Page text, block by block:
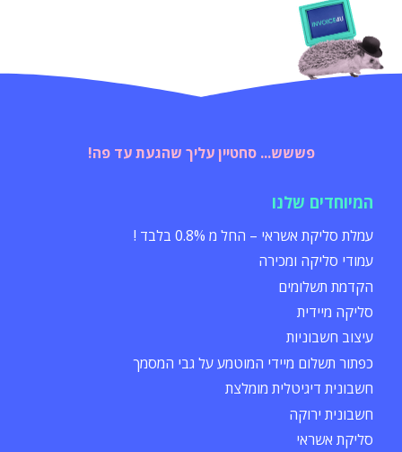
פששש... סחטיין עליך שהגעת עד פה!
המיוחדים שלנו
עמלת סליקת אשראי – החל מ 0.8% בלבד !
עמודי סליקה ומכירה
הקדמת תשלומים
סליקה מיידית
עיצוב חשבוניות
כפתור תשלום מיידי המוטמע על גבי המסמך
חשבונית דיגיטלית מומלצת
חשבונית ירוקה
סליקת אשראי